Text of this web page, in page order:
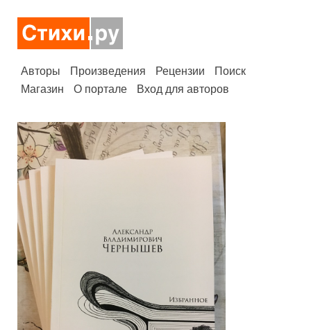
Авторы Произведения Рецензии
Поиск
Магазин
О портале Вход для авторов